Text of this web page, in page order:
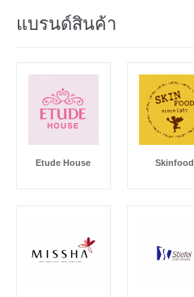
แบรนด์สินค้า
Etude House Skinfood